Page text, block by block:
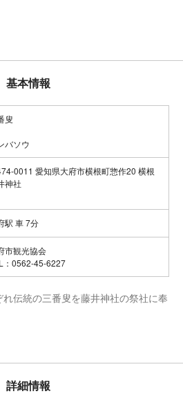
基本情報
叟
バソウ
0011 愛知県大府市横根町惣作20 横根
神社
駅 車 7分
市観光協会
：0562-45-6227
伝統の三番叟を藤井神社の祭社に奉
詳細情報